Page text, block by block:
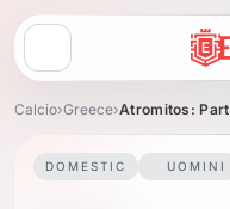
Apri menu
Calcio›Greece›Atromitos:
DOMESTIC UOMINI